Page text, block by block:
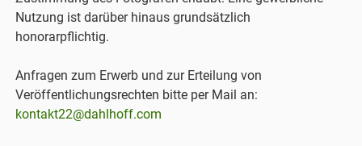
Nutzung ist darüber hinaus grundsätzlich
honorarpflichtig.
Anfragen zum Erwerb und zur Erteilung von
Veröffentlichungsrechten bitte per Mail an:
kontakt22@dahlhoff.com